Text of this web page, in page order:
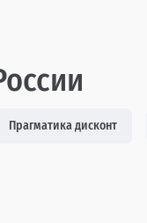
Прагматика дисконт